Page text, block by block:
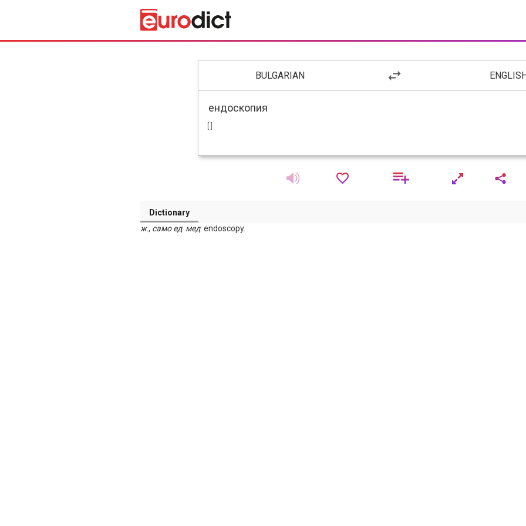
BULGARIAN
Dictionary
ж., само ед. мед. endoscopy.